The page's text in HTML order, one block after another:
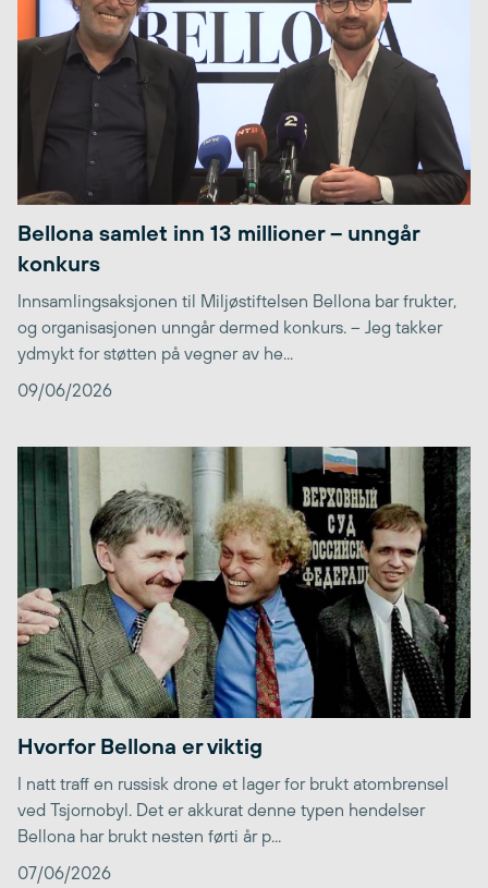
Bellona samlet inn 13 millioner – unngår
konkurs
Innsamlingsaksjonen til Miljøstiftelsen Bellona bar frukter,
og organisasjonen unngår dermed konkurs. – Jeg takker
ydmykt for støtten på vegner av he...
09/06/2026
Hvorfor Bellona er viktig
I natt traff en russisk drone et lager for brukt atombrensel
ved Tsjornobyl. Det er akkurat denne typen hendelser
Bellona har brukt nesten førti år p...
07/06/2026